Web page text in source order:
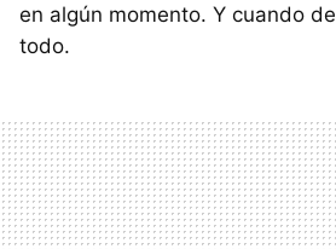
en algún momento. Y cuando
todo.